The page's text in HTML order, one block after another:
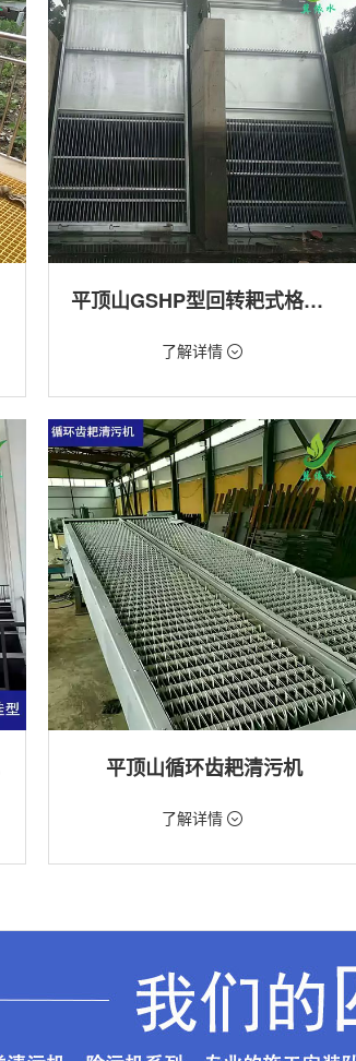
平顶山GSHP型回转耙式格栅清污机
价格：1.18万/台
机,回转式清污机
用途：泵站,污水处理,水电站,自来水厂,渠道,河
道,防洪排涝
了解详情
平顶山循环齿耙清污机
价格：1898元/台
机
了解详情